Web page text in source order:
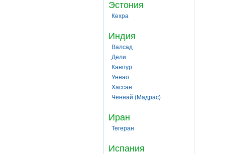
Эстония
Кехра
Индия
Валсад
Дели
Канпур
Уннао
Хассан
Ченнай (Мадрас)
Иран
Тегеран
Испания